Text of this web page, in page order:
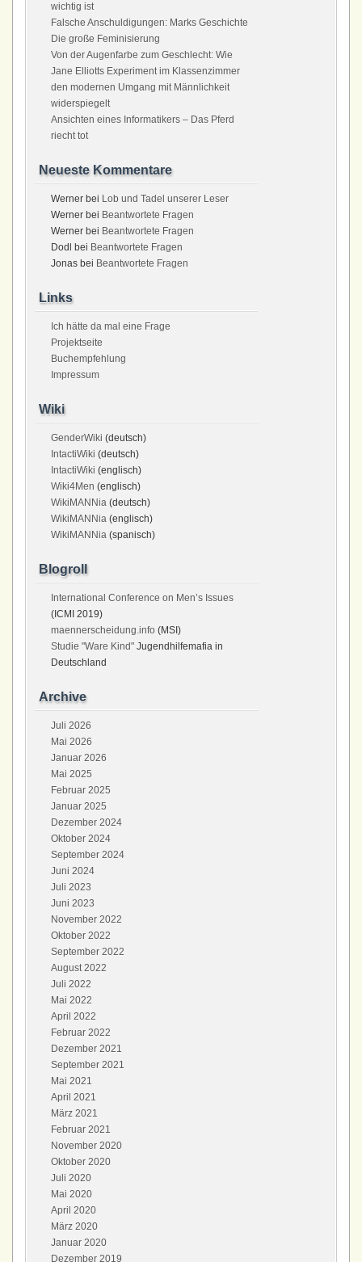
wichtig ist
Falsche Anschuldigungen: Marks Geschichte
Die große Feminisierung
Von der Augenfarbe zum Geschlecht: Wie
Jane Elliotts Experiment im Klassenzimmer
den modernen Umgang mit Männlichkeit
widerspiegelt
Ansichten eines Informatikers – Das Pferd
riecht tot
Neueste Kommentare
Werner bei Lob und Tadel unserer Leser
Werner bei Beantwortete Fragen
Werner bei Beantwortete Fragen
Dodl
bei Beantwortete Fragen
Jonas bei Beantwortete Fragen
Links
Ich hätte da mal eine Frage
Projektseite
Buchempfehlung
Impressum
Wiki
GenderWiki (deutsch)
IntactiWiki (deutsch)
IntactiWiki (englisch)
Wiki4Men (englisch)
WikiMANNia (deutsch)
WikiMANNia (englisch)
WikiMANNia (spanisch)
Blogroll
International Conference on Men’s Issues
(ICMI 2019)
maennerscheidung.info (MSI)
Studie "Ware Kind" Jugendhilfemafia in
Deutschland
Archive
Juli 2026
Mai 2026
Januar 2026
Mai 2025
Februar 2025
Januar 2025
Dezember 2024
Oktober 2024
September 2024
Juni 2024
Juli 2023
Juni 2023
November 2022
Oktober 2022
September 2022
August 2022
Juli 2022
Mai 2022
April 2022
Februar 2022
Dezember 2021
September 2021
Mai 2021
April 2021
März 2021
Februar 2021
November 2020
Oktober 2020
Juli 2020
Mai 2020
April 2020
März 2020
Januar 2020
Dezember 2019